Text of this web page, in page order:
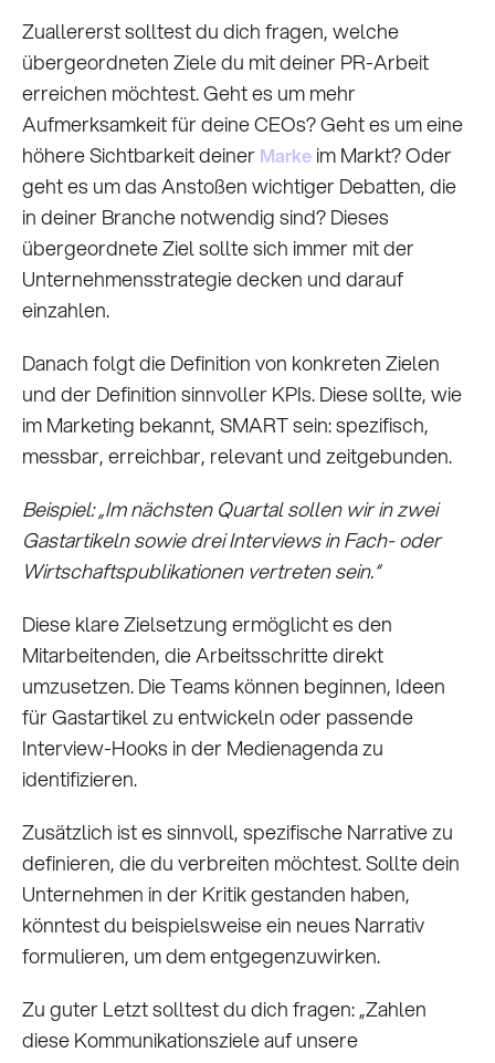
Zuallererst solltest du dich fragen, welche
übergeordneten Ziele du mit deiner PR-Arbeit
erreichen möchtest. Geht es um mehr
Aufmerksamkeit für deine CEOs? Geht es um eine
höhere Sichtbarkeit deiner Marke im Markt? Oder
geht es um das Anstoßen wichtiger Debatten, die
in deiner Branche notwendig sind? Dieses
übergeordnete Ziel sollte sich immer mit der
Unternehmensstrategie decken und darauf
einzahlen.
Danach folgt die Definition von konkreten Zielen
und der Definition sinnvoller KPIs. Diese sollte, wie
im Marketing bekannt, SMART sein: spezifisch,
messbar, erreichbar, relevant und zeitgebunden.
Beispiel: „Im nächsten Quartal sollen wir in zwei
Gastartikeln sowie drei Interviews in Fach- oder
Wirtschaftspublikationen vertreten sein.“
Diese klare Zielsetzung ermöglicht es den
Mitarbeitenden, die Arbeitsschritte direkt
umzusetzen. Die Teams können beginnen, Ideen
für Gastartikel zu entwickeln oder passende
Interview-Hooks in der Medienagenda zu
identifizieren.
Zusätzlich ist es sinnvoll, spezifische Narrative zu
definieren, die du verbreiten möchtest. Sollte dein
Unternehmen in der Kritik gestanden haben,
könntest du beispielsweise ein neues Narrativ
formulieren, um dem entgegenzuwirken.
Zu guter Letzt solltest du dich fragen: „Zahlen
diese Kommunikationsziele auf unsere